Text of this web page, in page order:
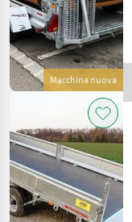
Macchina nuova